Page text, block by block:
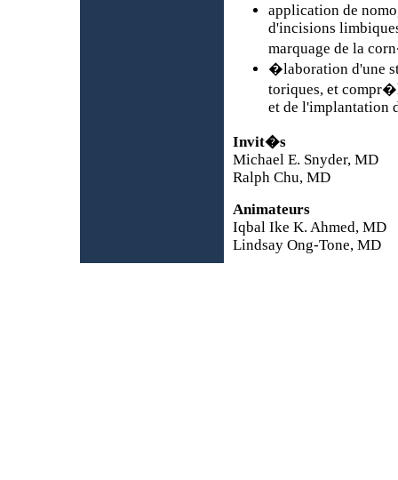
application de
d'incisions
marquage de la
�laboration d'une
toriques, et
et de l'implantation
Invit�s
Michael E. Snyder, MD
Ralph Chu, MD
Animateurs
Iqbal Ike K. Ahmed, MD
Lindsay Ong-Tone, MD